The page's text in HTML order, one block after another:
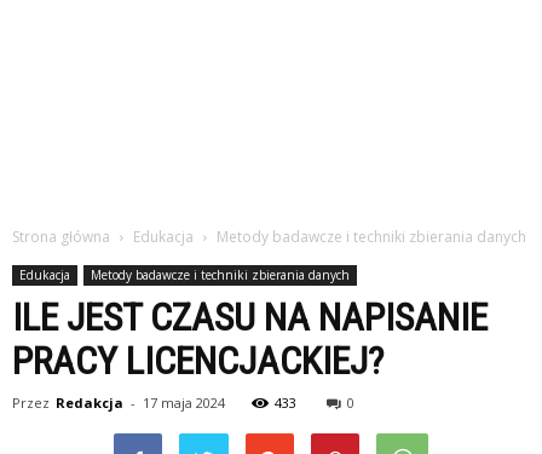
Strona główna Edukacja Metody badawcze i techniki zbierania danych
Edukacja Metody badawcze i techniki zbierania danych
ILE JEST CZASU NA NAPISANIE
PRACY LICENCJACKIEJ?
Przez Redakcja - 17 maja 2024 433 0